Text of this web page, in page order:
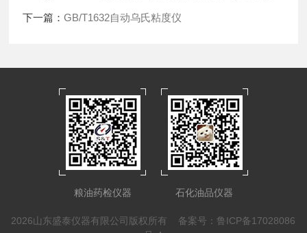
下一篇：GB/T1632自动乌氏粘度仪
粮油药检仪器 石化油品仪器
2026山东盛泰仪器有限公司版权所有 备案号：鲁ICP备17028086